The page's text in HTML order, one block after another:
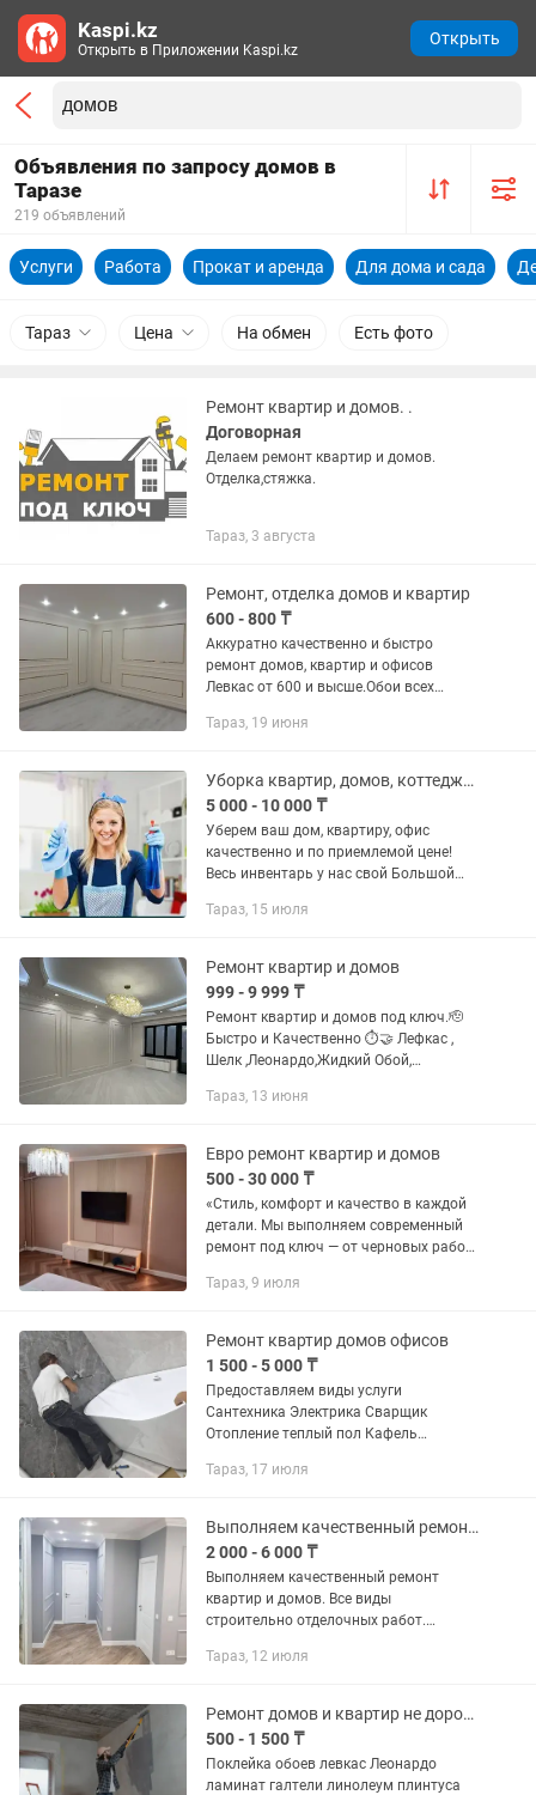
Объявления по запросу домов в
Таразе
219 объявлений
Услуги Работа Прокат и аренда Для дома и сада
Тараз Цена На обмен Есть фото
Ремонт квартир и домов. .
Договорная
Делаем ремонт квартир и домов.
Отделка,стяжка.
Тараз, 3 августа
Ремонт, отделка домов и квартир
600 - 800 ₸
Аккуратно качественно и быстро
ремонт домов, квартир и офисов
Левкас от 600 и высше.Обои всех
Декор панель. Леонардо Мокрый шелк.
Тараз, 19 июня
Уборка квартир, домов, коттеджей.Клининг после ремонта.
5 000 - 10 000 ₸
Уберем ваш дом, квартиру, офис
качественно и по приемлемой цене!
Весь инвентарь у нас свой Большой
Поддерживающая После ремонта
Тараз, 15 июля
Ремонт квартир и домов
999 - 9 999 ₸
Ремонт квартир и домов под ключ.🫡
Быстро и Качественно ⏱️🤝 Лефкас ,
Шелк ,Леонардо,Жидкий Обой,
декоративная штукатурка, МДФ,
Тараз, 13 июня
Евро ремонт квартир и домов
500 - 30 000 ₸
«Стиль, комфорт и качество в каждой
детали. Мы выполняем современный
ремонт под ключ — от черновых работ
ёлочкой, декоративные панели,
Тараз, 9 июля
Ремонт квартир домов офисов
1 500 - 5 000 ₸
Предоставляем виды услуги
Сантехника Электрика Сварщик
Отопление теплый пол Кафель
Сайдинг -металлосайдинг Леонардо
Работает...
Тараз, 17 июля
Выполняем качественный ремонт квартир и домов.
2 000 - 6 000 ₸
Выполняем качественный ремонт
квартир и домов. Все виды
строительно отделочных работ.
кладка кафеля. Леонардо. Наклейка
сантехника и...
Тараз, 12 июля
Ремонт домов и квартир не дорого
500 - 1 500 ₸
Поклейка обоев левкас Леонардо
ламинат галтели линолеум плинтуса
Kaspi.kz
Открыть в Приложении Kaspi.kz
Открыть